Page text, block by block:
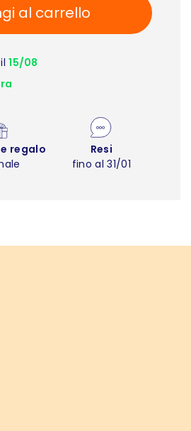
al carrello
il15/08
regalo
Resi
fino al 31/01